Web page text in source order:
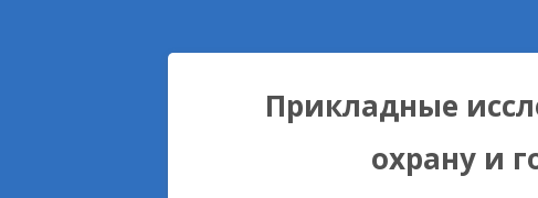
Прикладные
охрану и